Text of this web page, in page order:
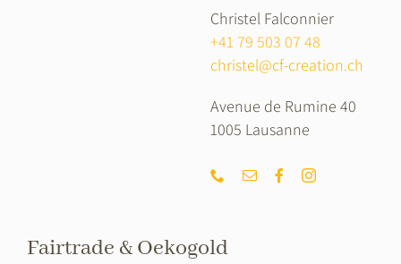
Christel Falconnier
+41 79 503 07 48
christel@cf-creation.ch
Avenue de Rumine 40
1005 Lausanne
Fairtrade & Oekogold